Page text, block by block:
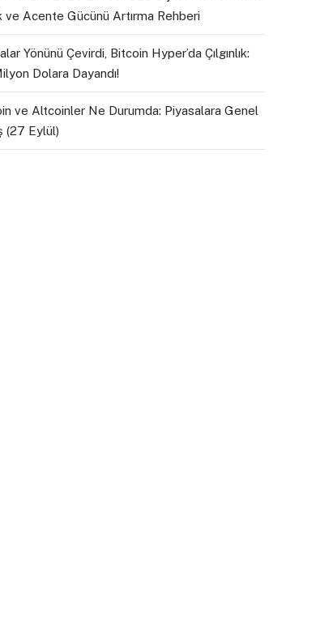
ve Acente Gücünü Artırma Rehberi
Yönünü Çevirdi, Bitcoin Hyper’da Çılgınlık:
Dolara Dayandı!
ve Altcoinler Ne Durumda: Piyasalara Genel
(27 Eylül)